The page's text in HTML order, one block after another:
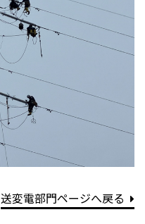
送変電部門ページへ戻る